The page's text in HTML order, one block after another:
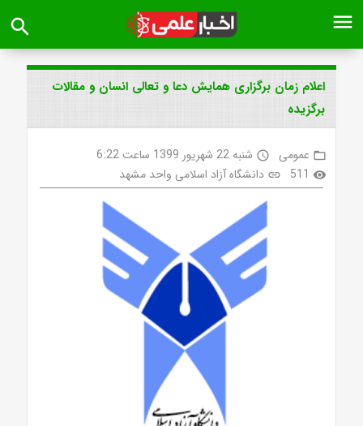
menu
search
اعلام زمان برگزاری همایش دعا و تعالی انسان و مقالات
برگزیده
folder_open عمومی access_time شنبه 22 شهریور 1399 ساعت 6:22
visibility
511
link دانشگاه آزاد اسلامی واحد مشهد